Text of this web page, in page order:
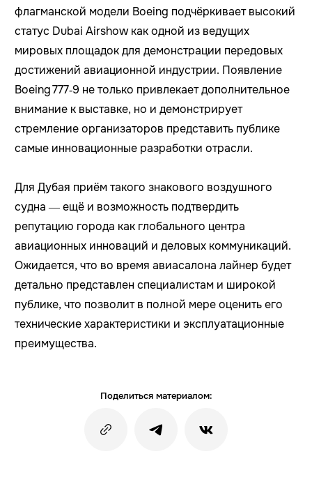
флагманской модели Boeing подчёркивает высокий
статус Dubai Airshow как одной из ведущих
мировых площадок для демонстрации передовых
достижений авиационной индустрии. Появление
Boeing 777‑9 не только привлекает дополнительное
внимание к выставке, но и демонстрирует
стремление организаторов представить публике
самые инновационные разработки отрасли.
Для Дубая приём такого знакового воздушного
судна — ещё и возможность подтвердить
репутацию города как глобального центра
авиационных инноваций и деловых коммуникаций.
Ожидается, что во время авиасалона лайнер будет
детально представлен специалистам и широкой
публике, что позволит в полной мере оценить его
технические характеристики и эксплуатационные
преимущества.
Поделиться материалом: